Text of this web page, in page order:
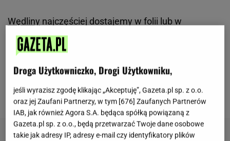
Wędliny najczęściej dostajemy w folii lub w
plastikowych opakowaniach. To nie jest najlepszy
sposób przechowywania, dlatego
domu należy je przepakować i dopiero umieścić w
zachowała świeżość? Wyjaśniamy.
Droga Użytkowniczko, Drogi Użytkowniku,
jeśli wyrazisz zgodę klikając „Akceptuję”, Gazeta.pl sp. z o.o.
oraz jej Zaufani Partnerzy, w tym [676] Zaufanych Partnerów
IAB, jak również Agora S.A. będąca spółką powiązaną z
Gazeta.pl sp. z o.o., będą przetwarzać Twoje dane osobowe
takie jak adresy IP, adresy e-mail czy identyfikatory plików